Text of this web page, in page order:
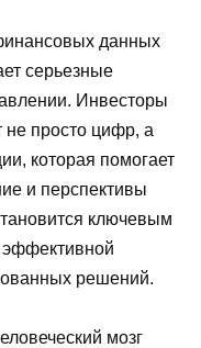
данных
серьезные
Инвесторы
не просто цифр, а
которая помогает
и перспективы
ключевым
решений.
мозг